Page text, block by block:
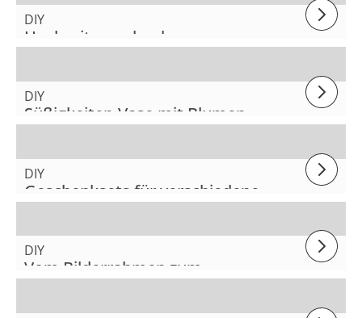
DIY
Hochzeitsgeschenke
DIY
Süßigkeiten-Vase mit Blumen
DIY
Geschenksets für verschiedene
DIY
Vom Bilderrahmen zum